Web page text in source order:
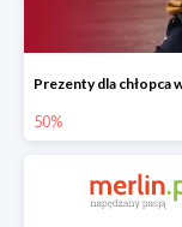
50%